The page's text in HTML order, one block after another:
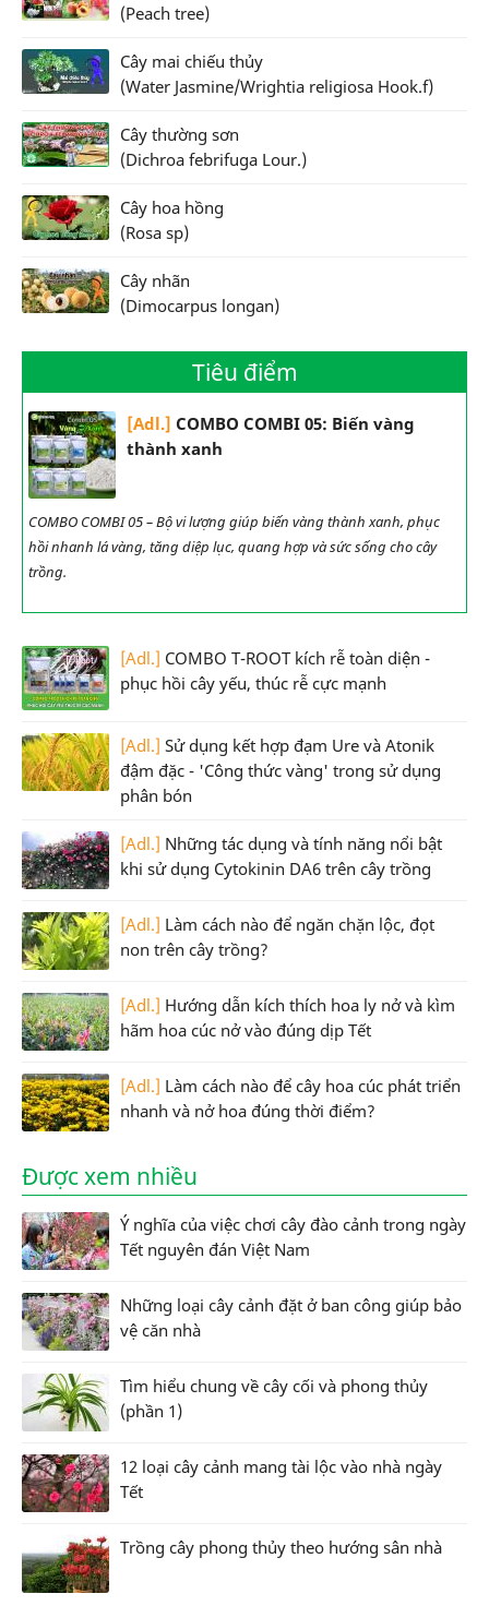
(Peach tree)
Cây mai chiếu thủy
(Water Jasmine/Wrightia religiosa Hook.f)
Cây thường sơn
(Dichroa febrifuga Lour.)
Cây hoa hồng
(Rosa sp)
Cây nhãn
(Dimocarpus longan)
Tiêu điểm
[Adl.] COMBO COMBI 05: Biến vàng
thành xanh
COMBO COMBI 05 – Bộ vi lượng giúp biến vàng thành xanh, phục
hồi nhanh lá vàng, tăng diệp lục, quang hợp và sức sống cho cây
trồng.
[Adl.] COMBO T-ROOT kích rễ toàn diện -
phục hồi cây yếu, thúc rễ cực mạnh
[Adl.] Sử dụng kết hợp đạm Ure và Atonik
đậm đặc - 'Công thức vàng' trong sử dụng
phân bón
[Adl.] Những tác dụng và tính năng nổi bật
khi sử dụng Cytokinin DA6 trên cây trồng
[Adl.] Làm cách nào để ngăn chặn lộc, đọt
non trên cây trồng?
[Adl.] Hướng dẫn kích thích hoa ly nở và kìm
hãm hoa cúc nở vào đúng dịp Tết
[Adl.] Làm cách nào để cây hoa cúc phát triển
nhanh và nở hoa đúng thời điểm?
Được xem nhiều
Ý nghĩa của việc chơi cây đào cảnh trong ngày
Tết nguyên đán Việt Nam
Những loại cây cảnh đặt ở ban công giúp bảo
vệ căn nhà
Tìm hiểu chung về cây cối và phong thủy
(phần 1)
12 loại cây cảnh mang tài lộc vào nhà ngày
Tết
Trồng cây phong thủy theo hướng sân nhà